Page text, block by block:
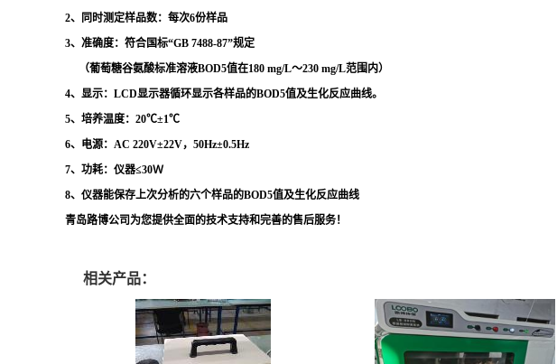
2、同时测定样品数：每次6份样品
3、准确度：符合国标“GB 7488-87”规定
（葡萄糖谷氨酸标准溶液BOD5值在180 mg/L～230 mg/L范围内）
4、显示：LCD显示器循环显示各样品的BOD5值及生化反应曲线。
5、培养温度：20℃±1℃
6、电源：AC 220V±22V，50Hz±0.5Hz
7、功耗：仪器≤30Ｗ
8、 仪器能保存上次分析的六个样品的BOD5值及生化反应曲线
青岛路博公司为您提供全面的技术支持和完善的售后服务！
相关产品：